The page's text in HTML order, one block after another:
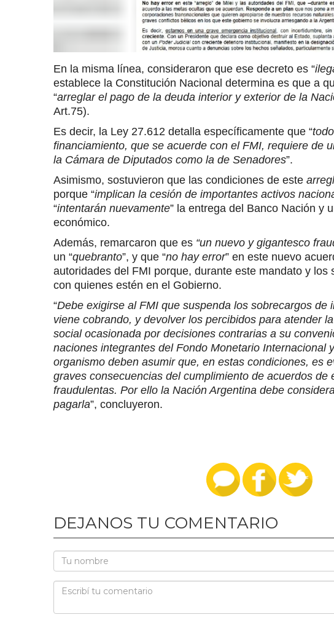
En la misma línea, consideraron que ese decreto es “
establece la Constitución Nacional determina es que a
“arreglar el pago de la deuda interior y exterior de la
Art.75).
Es decir, la Ley 27.612 detalla específicamente que “
financiamiento, que se acuerde con el FMI, requiere de
la Cámara de Diputados como la de Senadores”.
Asimismo, sostuvieron que las condiciones de este
porque “implican la cesión de importantes activos
“intentarán nuevamente” la entrega del Banco Nación y
económico.
Además, remarcaron que es “un nuevo y gigantesco
un “quebranto”, y que “no hay error” en este nuevo
autoridades del FMI porque, durante este mandato y los
con quienes estén en el Gobierno.
“Debe exigirse al FMI que suspenda los sobrecargos de
viene cobrando, y devolver los percibidos para atender
social ocasionada por decisiones contrarias a su
naciones integrantes del Fondo Monetario Internacional
organismo deben asumir que, en estas condiciones, es
graves consecuencias del cumplimiento de acuerdos de
fraudulentas. Por ello la Nación Argentina debe
pagarla”, concluyeron.
DEJANOS TU COMENTARIO